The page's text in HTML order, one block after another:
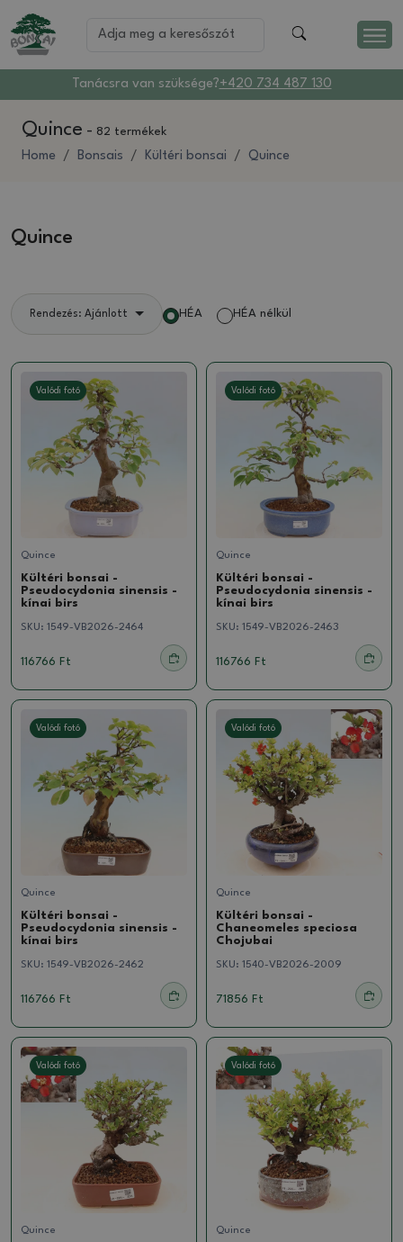
Tanácsra van szüksége?+420 734 487 130
Quince - 82 termékek
Home Bonsais Kültéri bonsai Quince
Quince
Rendezés: Ajánlott HÉA HÉA nélkül
Valódi fotó
Quince
Kültéri bonsai -
Pseudocydonia sinensis -
kínai birs
SKU: 1549-VB2026-2464
116766 Ft
Valódi fotó
Quince
Kültéri bonsai -
Pseudocydonia sinensis -
kínai birs
SKU: 1549-VB2026-2463
116766 Ft
Valódi fotó
Quince
Kültéri bonsai -
Pseudocydonia sinensis -
kínai birs
SKU: 1549-VB2026-2462
116766 Ft
Valódi fotó
Quince
Kültéri bonsai -
Chaneomeles speciosa
Chojubai
SKU: 1540-VB2026-2009
71856 Ft
Valódi fotó
Quince
Valódi fotó
Quince